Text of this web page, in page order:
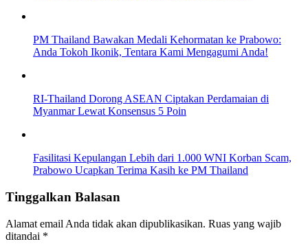
PM Thailand Bawakan Medali Kehormatan ke Prabowo:
Anda Tokoh Ikonik, Tentara Kami Mengagumi Anda!
RI-Thailand Dorong ASEAN Ciptakan Perdamaian di
Myanmar Lewat Konsensus 5 Poin
Fasilitasi Kepulangan Lebih dari 1.000 WNI Korban Scam,
Prabowo Ucapkan Terima Kasih ke PM Thailand
Tinggalkan Balasan
Alamat email Anda tidak akan dipublikasikan. Ruas yang wajib
ditandai *